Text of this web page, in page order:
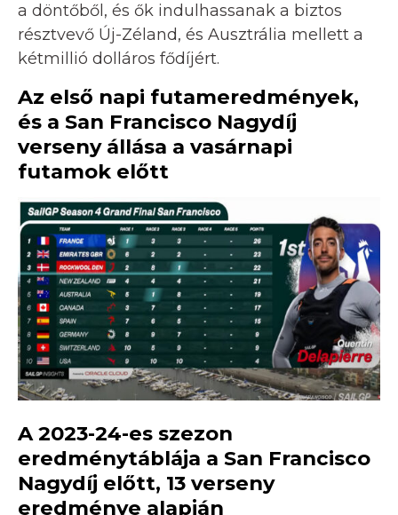
a döntőből, és ők indulhassanak a biztos
résztvevő Új-Zéland, és Ausztrália mellett a
kétmillió dolláros fődíjért.
Az első napi futameredmények,
és a San Francisco Nagydíj
verseny állása a vasárnapi
futamok előtt
A 2023-24-es szezon
eredménytáblája a San Francisco
Nagydíj előtt, 13 verseny
eredménye alapján